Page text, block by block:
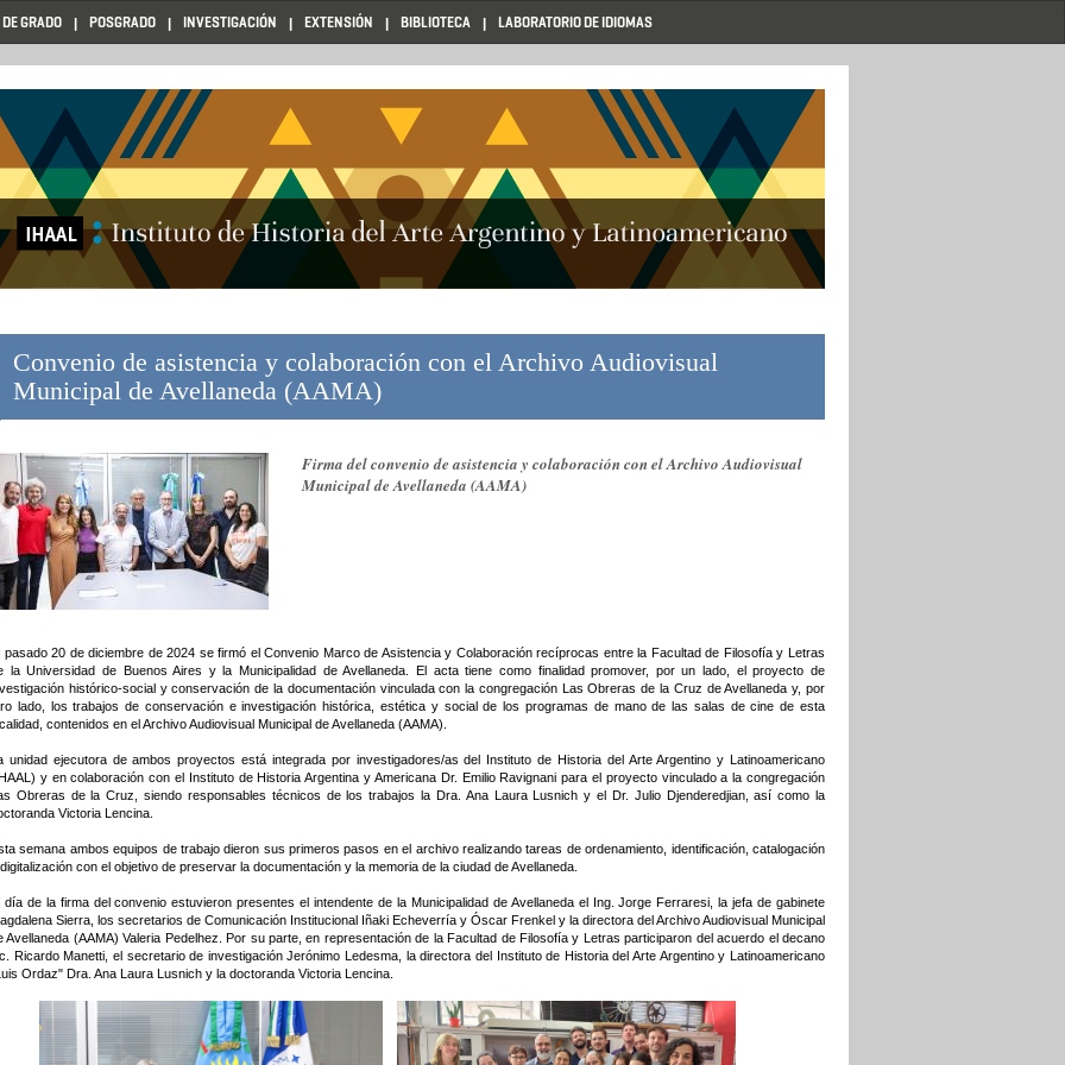
GRADO POSGRADO INVESTIGACIÓN EXTENSIÓN BIBLIOTECA LABORATORIO DE IDIOMAS
Convenio de asistencia y colaboración con el Archivo Audiovisual
Municipal de Avellaneda (AAMA)
Firma del convenio de asistencia y colaboración con el Archivo Audiovisual
Municipal de Avellaneda (AAMA)
pasado 20 de diciembre de 2024 se firmó el Convenio Marco de Asistencia y Colaboración recíprocas entre la Facultad de Filosofía y Letras
la Universidad de Buenos Aires y la Municipalidad de Avellaneda. El acta tiene como finalidad promover, por un lado, el proyecto de
histórico-social y conservación de la documentación vinculada con la congregación Las Obreras de la Cruz de Avellaneda y, por
lado, los trabajos de conservación e investigación histórica, estética y social de los programas de mano de las salas de cine de esta
contenidos en el Archivo Audiovisual Municipal de Avellaneda (AAMA).
unidad ejecutora de ambos proyectos está integrada por investigadores/as del Instituto de Historia del Arte Argentino y Latinoamericano
y en colaboración con el Instituto de Historia Argentina y Americana Dr. Emilio Ravignani para el proyecto vinculado a la congregación
Obreras de la Cruz, siendo responsables técnicos de los trabajos la Dra. Ana Laura Lusnich y el Dr. Julio Djenderedjian, así como la
Victoria Lencina.
semana ambos equipos de trabajo dieron sus primeros pasos en el archivo realizando tareas de ordenamiento, identificación, catalogación
con el objetivo de preservar la documentación y la memoria de la ciudad de Avellaneda.
día de la firma del convenio estuvieron presentes el intendente de la Municipalidad de Avellaneda el Ing. Jorge Ferraresi, la jefa de gabinete
Sierra, los secretarios de Comunicación Institucional Iñaki Echeverría y Óscar Frenkel y la directora del Archivo Audiovisual Municipal
Avellaneda (AAMA) Valeria Pedelhez. Por su parte, en representación de la Facultad de Filosofía y Letras participaron del acuerdo el decano
Ricardo Manetti, el secretario de investigación Jerónimo Ledesma, la directora del Instituto de Historia del Arte Argentino y Latinoamericano
Ordaz" Dra. Ana Laura Lusnich y la doctoranda Victoria Lencina.